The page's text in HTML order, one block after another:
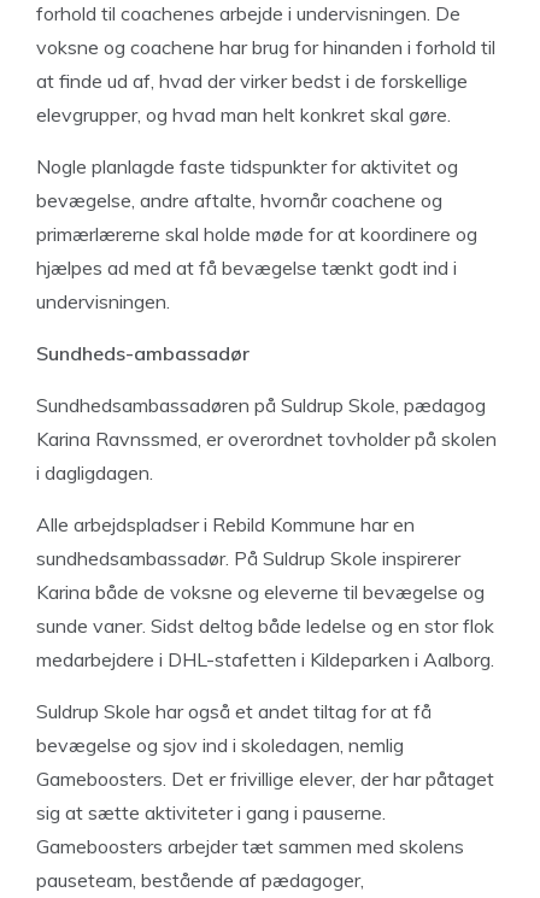
forhold til coachenes arbejde i undervisningen. De
voksne og coachene har brug for hinanden i forhold til
at finde ud af, hvad der virker bedst i de forskellige
elevgrupper, og hvad man helt konkret skal gøre.
Nogle planlagde faste tidspunkter for aktivitet og
bevægelse, andre aftalte, hvornår coachene og
primærlærerne skal holde møde for at koordinere og
hjælpes ad med at få bevægelse tænkt godt ind i
undervisningen.
Sundheds-ambassadør
Sundhedsambassadøren på Suldrup Skole, pædagog
Karina Ravnssmed, er overordnet tovholder på skolen
i dagligdagen.
Alle arbejdspladser i Rebild Kommune har en
sundhedsambassadør. På Suldrup Skole inspirerer
Karina både de voksne og eleverne til bevægelse og
sunde vaner. Sidst deltog både ledelse og en stor flok
medarbejdere i DHL-stafetten i Kildeparken i Aalborg.
Suldrup Skole har også et andet tiltag for at få
bevægelse og sjov ind i skoledagen, nemlig
Gameboosters. Det er frivillige elever, der har påtaget
sig at sætte aktiviteter i gang i pauserne.
Gameboosters arbejder tæt sammen med skolens
pauseteam, bestående af pædagoger,